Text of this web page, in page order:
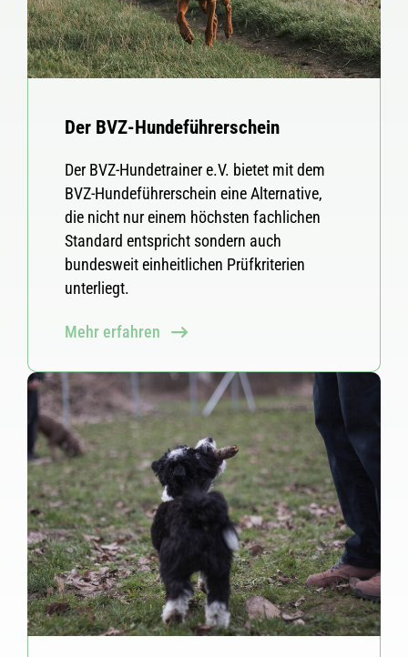
Der BVZ-Hundeführerschein
Der BVZ-Hundetrainer e.V. bietet mit dem
BVZ-Hundeführerschein eine Alternative,
die nicht nur einem höchsten fachlichen
Standard entspricht sondern auch
bundesweit einheitlichen Prüfkriterien
unterliegt.
Mehr erfahren